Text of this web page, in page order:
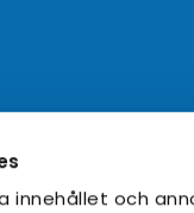
innehållet och